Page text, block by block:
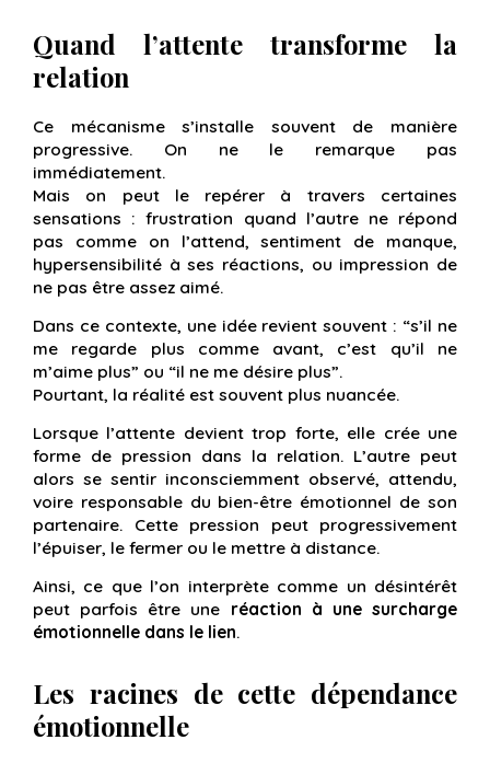
Quand l’attente transforme la
relation
Ce mécanisme s’installe souvent de manière
progressive. On ne le remarque pas
immédiatement.
Mais on peut le repérer à travers certaines
sensations : frustration quand l’autre ne répond
pas comme on l’attend, sentiment de manque,
hypersensibilité à ses réactions, ou impression de
ne pas être assez aimé.
Dans ce contexte, une idée revient souvent : “s’il ne
me regarde plus comme avant, c’est qu’il ne
m’aime plus” ou “il ne me désire plus”.
Pourtant, la réalité est souvent plus nuancée.
Lorsque l’attente devient trop forte, elle crée une
forme de pression dans la relation. L’autre peut
alors se sentir inconsciemment observé, attendu,
voire responsable du bien-être émotionnel de son
partenaire. Cette pression peut progressivement
l’épuiser, le fermer ou le mettre à distance.
Ainsi, ce que l’on interprète comme un désintérêt
peut parfois être une réaction à une surcharge
émotionnelle dans le lien.
Les racines de cette dépendance
émotionnelle